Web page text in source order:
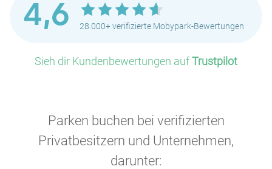
4,6 28.000+ verifizierte Mobypark-Bewertungen
Sieh dir Kundenbewertungen aufTrustpilot
Parken buchen bei verifizierten
Privatbesitzern und Unternehmen,
darunter: